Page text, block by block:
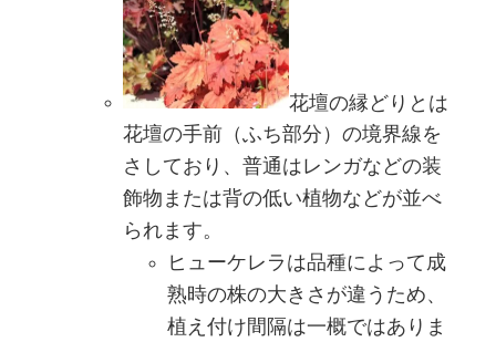
花壇の縁どりとは
花壇の手前（ふち部分）の境界線を
さしており、普通はレンガなどの装
飾物または背の低い植物などが並べ
られます。
ヒューケレラは品種によって成
熟時の株の大きさが違うため、
植え付け間隔は一概ではありま